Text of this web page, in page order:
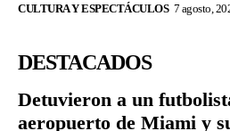
CULTURA Y ESPECTÁCULOS 7 agosto,
DESTACADOS
Detuvieron a un
aeropuerto de Miami y